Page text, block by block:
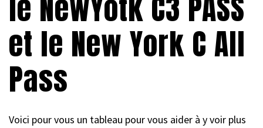
et le New York C All
Pass
Voici pour vous un tableau pour vous aider à y voir plus